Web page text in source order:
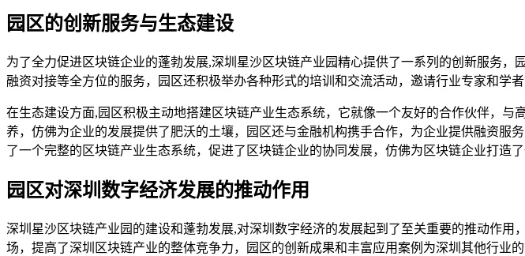
园区的创新服务与生态建设
为了全力促进区块链企业的蓬勃发展,深圳星沙区块链产业园精心提供了一系列的创新服务
融资对接等全方位的服务，园区还积极举办各种形式的培训和交流活动，邀请行业专家和学
在生态建设方面,园区积极主动地搭建区块链产业生态系统，它就像一个友好的合作伙伴，
养，仿佛为企业的发展提供了肥沃的土壤，园区还与金融机构携手合作，为企业提供融资
了一个完整的区块链产业生态系统，促进了区块链企业的协同发展，仿佛为区块链企业打造了
园区对深圳数字经济发展的推动作用
深圳星沙区块链产业园的建设和蓬勃发展,对深圳数字经济的发展起到了至关重要的推动作
场，提高了深圳区块链产业的整体竞争力，园区的创新成果和丰富应用案例为深圳其他行